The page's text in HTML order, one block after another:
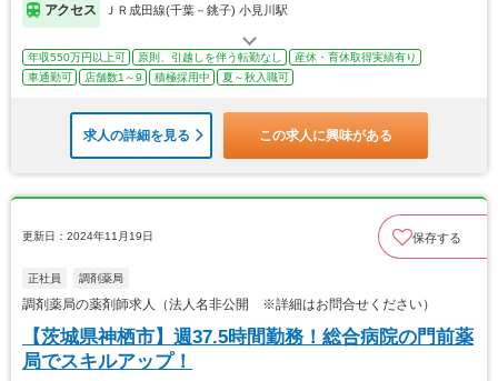
アクセス ＪＲ成田線(千葉－銚子) 小見川駅
年収550万円以上可 原則、引越しを伴う転勤なし
産休・育休取得実績有り
車通勤可
店舗数1～9 積極採用中 夏～秋入職可
求人の詳細を見る この求人に興味がある
更新日：2024年11月19日 保存する
正社員 調剤薬局
調剤薬局の薬剤師求人（法人名非公開 ※詳細はお問合せください）
【茨城県神栖市】週37.5時間勤務！総合病院の門前薬
局でスキルアップ！